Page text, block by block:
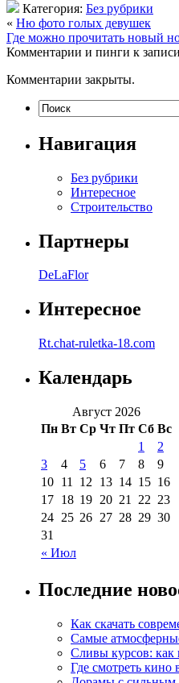
Категория: Без рубрики
« Ню фото голых девушек
Где можно прочитать новый
Комментарии и пинги к
Комментарии закрыты.
Навигация
Без рубрики
Интересное
Строительство
Партнеры
DeLaFlor
Интересное
Rt.chat-ruletka-18.com
Календарь
Август 2026
Пн Вт Ср Чт Пт Сб Вс
« Июл
1
2
3
4 5 6 7 8
9
10 11 12 13 14 15 16
17 18 19 20 21 22 23
24 25 26 27 28 29 30
31
Последние
Как скачать
Самые
Сливы курсов: как
Где смотреть кино